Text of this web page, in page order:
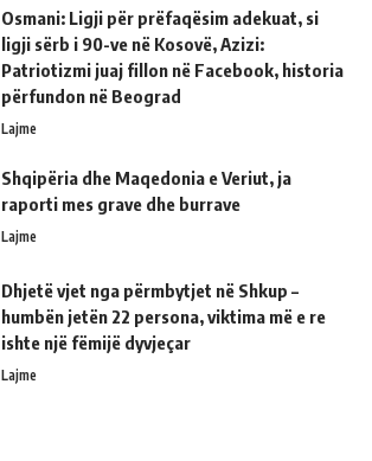
Osmani: Ligji për prëfaqësim adekuat, si
ligji sërb i 90-ve në Kosovë, Azizi:
Patriotizmi juaj fillon në Facebook, historia
përfundon në Beograd
Lajme
Shqipëria dhe Maqedonia e Veriut, ja
raporti mes grave dhe burrave
Lajme
Dhjetë vjet nga përmbytjet në Shkup –
humbën jetën 22 persona, viktima më e re
ishte një fëmijë dyvjeçar
Lajme